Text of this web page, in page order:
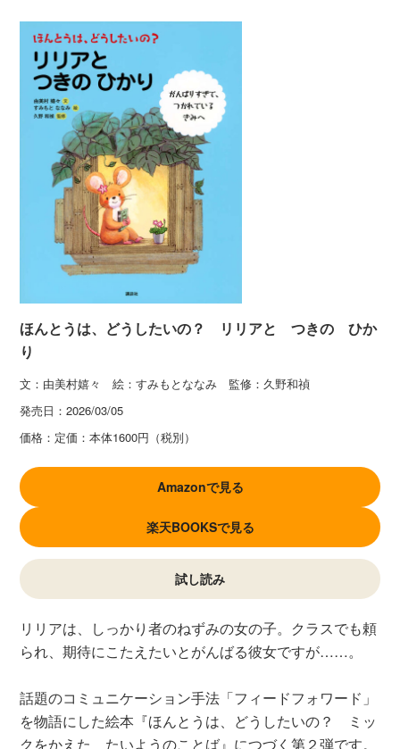
ほんとうは、どうしたいの？ リリアと つきの ひか
り
文：由美村嬉々 絵：すみもとななみ 監修：久野和禎
発売日：2026/03/05
価格： 定価：本体1600円（税別）
Amazonで見る
楽天BOOKSで見る
試し読み
リリアは、しっかり者のねずみの女の子。クラスでも頼
られ、期待にこたえたいとがんばる彼女ですが……。
話題のコミュニケーション手法「フィードフォワード」
を物語にした絵本『ほんとうは、どうしたいの？ ミッ
クをかえた たいようのことば』につづく第２弾です。